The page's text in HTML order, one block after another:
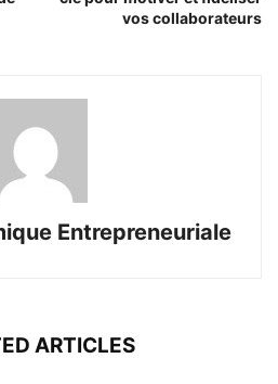
vos collaborateurs
Entrepreneuriale
ARTICLES